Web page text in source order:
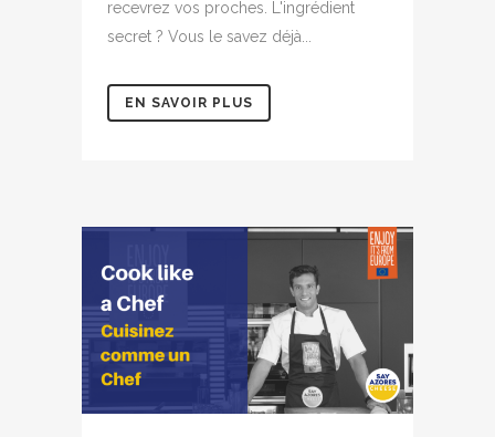
recevrez vos proches. L'ingrédient
secret ? Vous le savez déjà...
EN SAVOIR PLUS